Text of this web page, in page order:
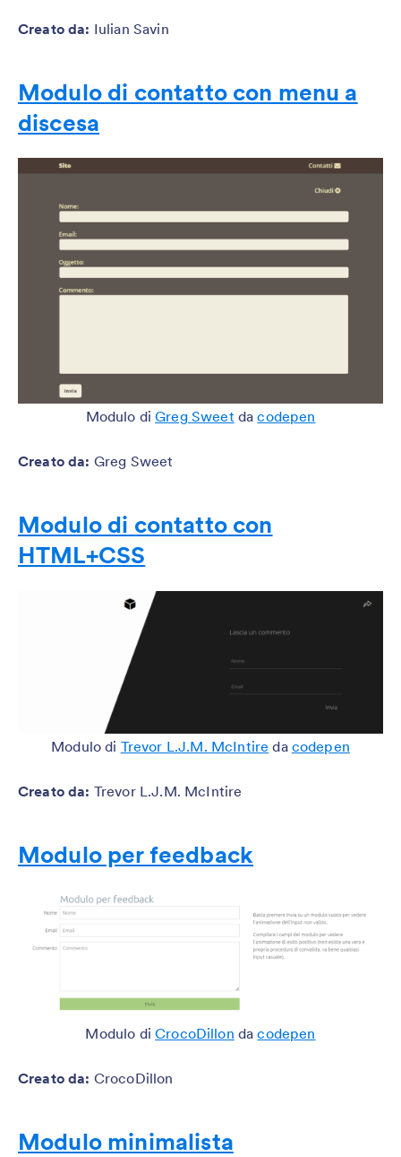
Creato da: Iulian Savin
Modulo di contatto con menu a
discesa
Modulo diGreg Sweet dacodepen
Creato da: Greg Sweet
Modulo di contatto con
HTML+CSS
Modulo di Trevor L.J.M. McIntire da codepen
Creato da: Trevor L.J.M. McIntire
Modulo per feedback
Modulo diCrocoDillon dacodepen
Creato da: CrocoDillon
Modulo minimalista